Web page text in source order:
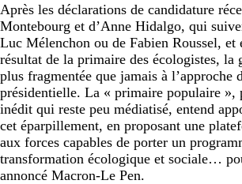
Après les déclarations de candidature
Montebourg et d’Anne Hidalgo, qui
Luc Mélenchon ou de Fabien Roussel, et
résultat de la primaire des écologistes, la
plus fragmentée que jamais à l’approche
présidentielle. La « primaire populaire »,
inédit qui reste peu médiatisé, entend
cet éparpillement, en proposant une
aux forces capables de porter un
transformation écologique et sociale…
annoncé Macron-Le Pen.